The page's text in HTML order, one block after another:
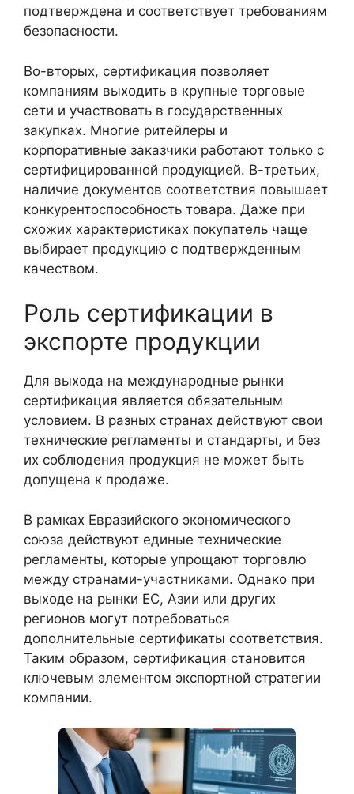
подтверждена и соответствует требованиям
безопасности.
Во-вторых, сертификация позволяет
компаниям выходить в крупные торговые
сети и участвовать в государственных
закупках. Многие ритейлеры и
корпоративные заказчики работают только с
сертифицированной продукцией. В-третьих,
наличие документов соответствия повышает
конкурентоспособность товара. Даже при
схожих характеристиках покупатель чаще
выбирает продукцию с подтвержденным
качеством.
Роль сертификации в
экспорте продукции
Для выхода на международные рынки
сертификация является обязательным
условием. В разных странах действуют свои
технические регламенты и стандарты, и без
их соблюдения продукция не может быть
допущена к продаже.
В рамках Евразийского экономического
союза действуют единые технические
регламенты, которые упрощают торговлю
между странами-участниками. Однако при
выходе на рынки ЕС, Азии или других
регионов могут потребоваться
дополнительные сертификаты соответствия.
Таким образом, сертификация становится
ключевым элементом экспортной стратегии
компании.